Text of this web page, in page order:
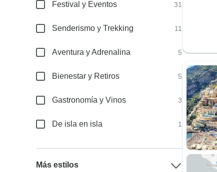
Festival y Eventos 31
Senderismo y Trekking 11
Aventura y Adrenalina 5
Bienestar y Retiros 5
Gastronomía y Vinos 3
De isla en isla 1
Más estilos